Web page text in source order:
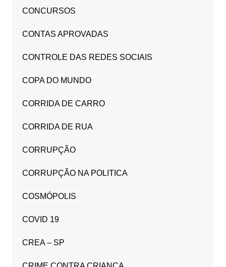
CONCURSOS
CONTAS APROVADAS
CONTROLE DAS REDES SOCIAIS
COPA DO MUNDO
CORRIDA DE CARRO
CORRIDA DE RUA
CORRUPÇÃO
CORRUPÇÃO NA POLITICA
COSMÓPOLIS
COVID 19
CREA – SP